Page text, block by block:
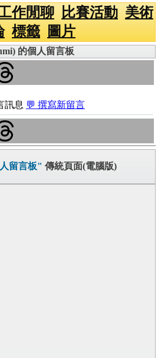
作閒聊 比賽活動 美術
標籤 圖片
的個人留言板
訊息 💬 撰寫新留言
留言板" 傳統頁面(電腦版)